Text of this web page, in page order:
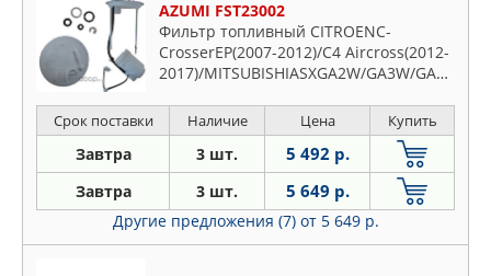
AZUMI FST23002
Фильтр топливный CITROENC-
CrosserEP(2007-2012)/C4 Aircross(2012-
2017)/MITSUBISHIASXGA2W/GA3W/
Срок поставки Наличие Цена Купить
Завтра 3 шт. 5 492 р.
Завтра 3 шт. 5 649 р.
Другие предложения (7) от 5 649 р.